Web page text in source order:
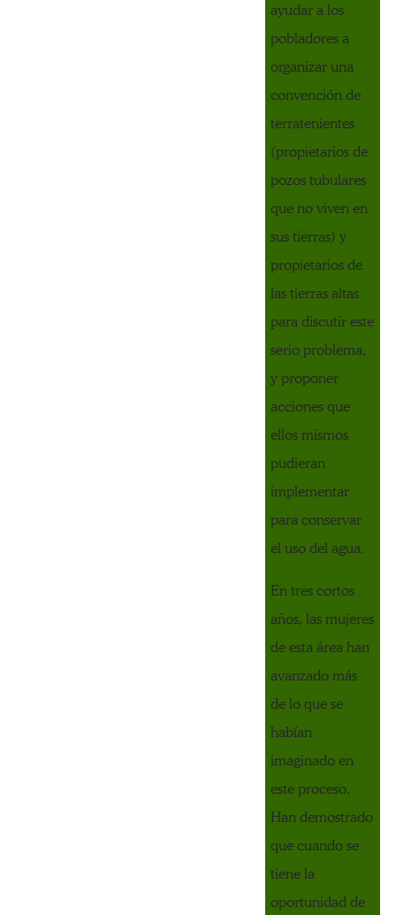
ayudar a los
pobladores a
organizar una
convención de
terratenientes
(propietarios de
pozos tubulares
que no viven en
sus tierras) y
propietarios de
las tierras altas
para discutir este
serio problema,
y proponer
acciones que
ellos mismos
pudieran
implementar
para conservar
el uso del agua.
En tres cortos
años, las mujeres
de esta área han
avanzado más
de lo que se
habían
imaginado en
este proceso.
Han demostrado
que cuando se
tiene la
oportunidad de